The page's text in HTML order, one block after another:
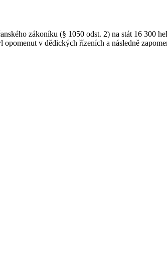
zákoníku (§ 1050 odst. 2) na stát 16 300
v dědických řízeních a následně